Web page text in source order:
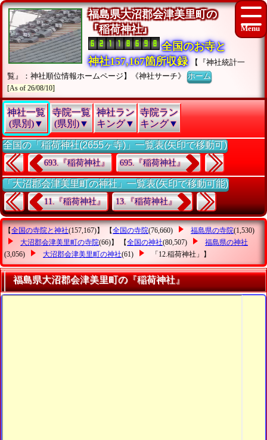
福島県大沼郡会津美里町の
『稲荷神社』
全国のお寺と
神社157,167箇所収録
【『神社統計一
覧』：神社順位情報ホームページ】《神社サーチ》ホーム
[As of 26/08/10]
神社一覧
(県別)▼
寺院一覧
(県別)▼
神社ラン
キング▼
寺院ラン
キング▼
全国の「稲荷神社(2655ヶ寺)」一覧表(矢印で移動可)
693.『稲荷神社』 695.『稲荷神社』
「大沼郡会津美里町の神社」一覧表(矢印で移動可能)
11.『稲荷神社』 13.『稲荷神社』
【全国の寺院と神社(157,167)】 【全国の寺院(76,660) 福島県の寺院(1,530)
大沼郡会津美里町の寺院(66)】 【全国の神社(80,507)
福島県の神社
(3,056)
大沼郡会津美里町の神社(61) 「12.稲荷神社」 】
福島県大沼郡会津美里町の『稲荷神社』